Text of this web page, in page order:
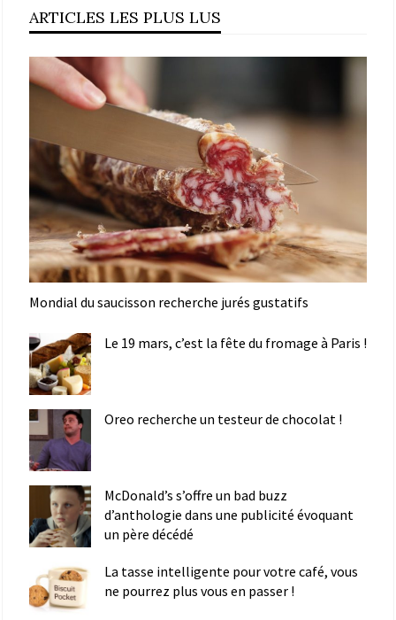
ARTICLES LES PLUS LUS
Mondial du saucisson recherche jurés gustatifs
Le 19 mars, c’est la fête du fromage à Paris !
Oreo recherche un testeur de chocolat !
McDonald’s s’offre un bad buzz
d’anthologie dans une publicité évoquant
un père décédé
La tasse intelligente pour votre café, vous
ne pourrez plus vous en passer !